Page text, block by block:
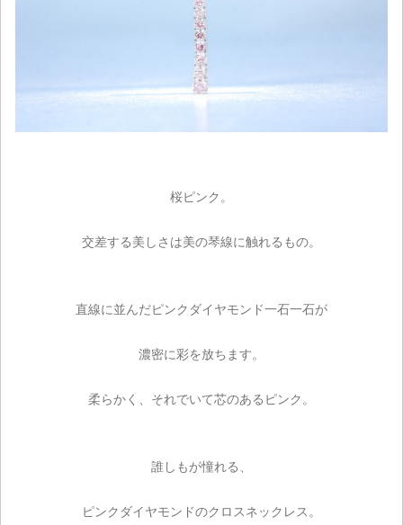
桜ピンク。
交差する美しさは美の琴線に触れるもの。
直線に並んだピンクダイヤモンド一石一石が
濃密に彩を放ちます。
柔らかく、それでいて芯のあるピンク。
誰しもが憧れる、
ピンクダイヤモンドのクロスネックレス。